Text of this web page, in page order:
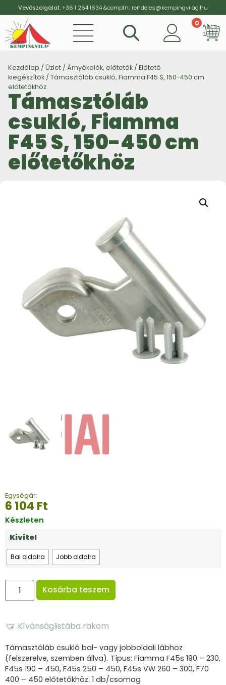
Vevőszolgálat:+36 1 264 1634&compfn; rendeles@kempingvilag.hu
0
Kezdőlap / Üzlet / Árnyékolók, előtetők / Előtető
kiegészítők / Támasztóláb csukló, Fiamma F45 S, 150-450 cm
előtetőkhöz
Támasztóláb
csukló, Fiamma
F45 S, 150-450 cm
előtetőkhöz
Egységár:
6 104 Ft
Készleten
Kivitel
Bal oldalra Jobb oldalra
Kosárba teszem
Kívánságlistába rakom
Támasztóláb csukló bal- vagy jobboldali lábhoz
(felszerelve, szemben állva). Típus: Fiamma F45s 190 – 230,
F45s 190 – 450, F45s 250 – 450, F45s VW 260 – 300, F70
400 – 450 előtetőkhöz. 1 db/csomag